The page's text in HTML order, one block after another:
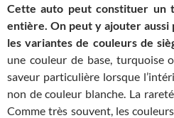
Cette auto peut constituer un
entière. On peut y ajouter
les variantes de couleurs de
une couleur de base, turquoise
saveur particulière lorsque
non de couleur blanche. La
Comme très souvent, les